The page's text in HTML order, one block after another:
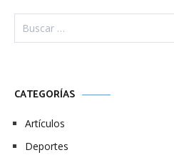
CATEGORÍAS
Artículos
Deportes